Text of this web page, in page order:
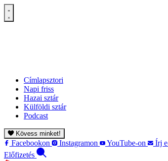
Címlapsztori
Napi friss
Hazai sztár
Külföldi sztár
Podcast
Kövess minket!
Facebookon Instagramon YouTube-on
Írj
Előfizetés